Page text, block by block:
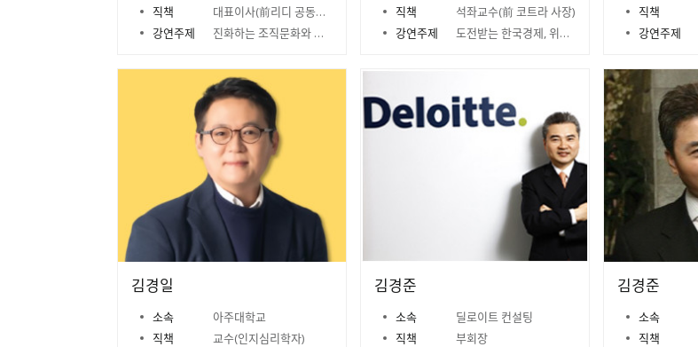
직책
대표이사(前리디 공동대표)
강연주제
진화하는 조직문화와 인사관리 시스템
직책
석좌교수(前 코트라 사장)
강연주제
도전받는 한국경제, 위기를 기회로
직책
강연주제
김경일
소속
아주대학교
직책
교수(인지심리학자)
김경준
소속
딜로이트 컨설팅
직책
부회장
김경준
소속
직책